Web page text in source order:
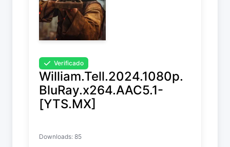
Verificado
William.Tell.2024.1080p.
BluRay.x264.AAC5.1-
[YTS.MX]
Downloads: 85